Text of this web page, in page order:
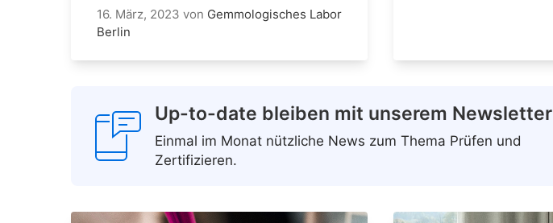
16. März, 2023 von Gemmologisches Labor
Berlin
Up-to-date bleiben mit unserem Newsletter
Einmal im Monat nützliche News zum Thema Prüfen und
Zertifizieren.